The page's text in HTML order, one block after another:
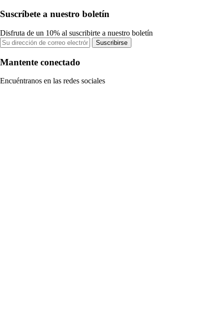
Suscríbete a nuestro boletín
Disfruta de un 10% al suscribirte a nuestro boletín
Suscribirse
Mantente conectado
Encuéntranos en las redes sociales